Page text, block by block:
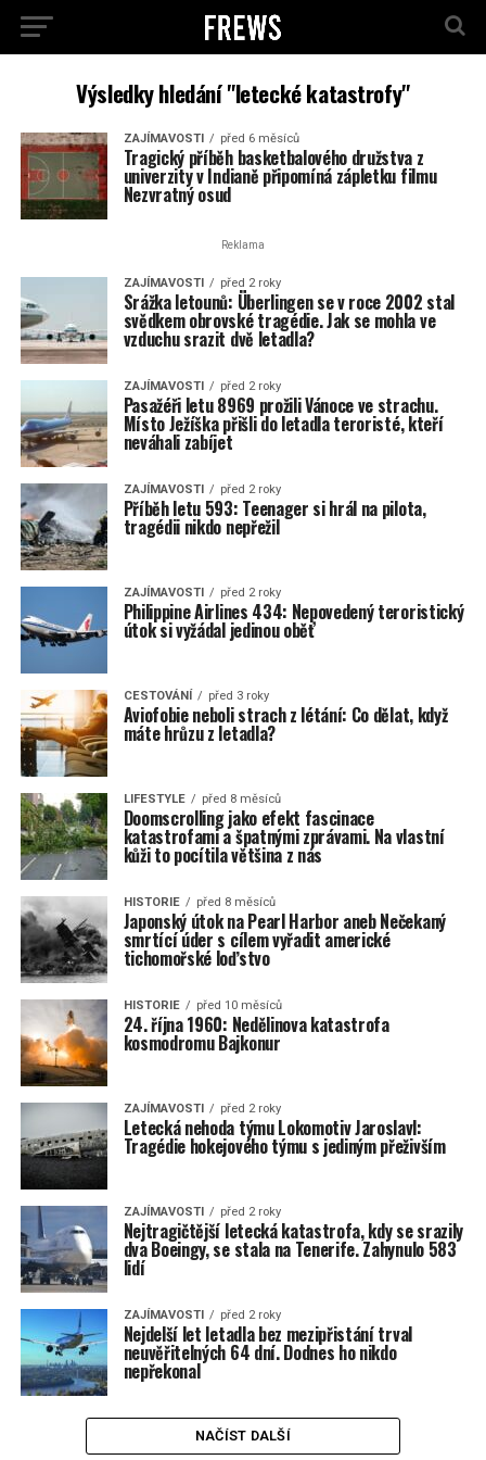
Výsledky hledání "letecké katastrofy"
ZAJÍMAVOSTI před 6 měsíců
Tragický příběh basketbalového družstva z
univerzity v Indianě připomíná zápletku filmu
Nezvratný osud
Reklama
ZAJÍMAVOSTI před 2 roky
Srážka letounů: Überlingen se v roce 2002 stal
svědkem obrovské tragédie. Jak se mohla ve
vzduchu srazit dvě letadla?
ZAJÍMAVOSTI před 2 roky
Pasažéři letu 8969 prožili Vánoce ve strachu.
Místo Ježíška přišli do letadla teroristé, kteří
neváhali zabíjet
ZAJÍMAVOSTI před 2 roky
Příběh letu 593: Teenager si hrál na pilota,
tragédii nikdo nepřežil
ZAJÍMAVOSTI před 2 roky
Philippine Airlines 434: Nepovedený teroristický
útok si vyžádal jedinou oběť
CESTOVÁNÍ před 3 roky
Aviofobie neboli strach z létání: Co dělat, když
máte hrůzu z letadla?
LIFESTYLE před 8 měsíců
Doomscrolling jako efekt fascinace
katastrofami a špatnými zprávami. Na vlastní
kůži to pocítila většina z nás
HISTORIE před 8 měsíců
Japonský útok na Pearl Harbor aneb Nečekaný
smrtící úder s cílem vyřadit americké
tichomořské loďstvo
HISTORIE před 10 měsíců
24. října 1960: Nedělinova katastrofa
kosmodromu Bajkonur
ZAJÍMAVOSTI před 2 roky
Letecká nehoda týmu Lokomotiv Jaroslavl:
Tragédie hokejového týmu s jediným přeživším
ZAJÍMAVOSTI před 2 roky
Nejtragičtější letecká katastrofa, kdy se srazily
dva Boeingy, se stala na Tenerife. Zahynulo 583
lidí
ZAJÍMAVOSTI před 2 roky
Nejdelší let letadla bez mezipřistání trval
neuvěřitelných 64 dní. Dodnes ho nikdo
nepřekonal
NAČÍST DALŠÍ